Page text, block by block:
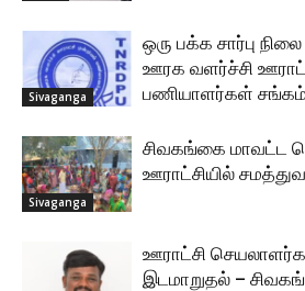
Sivaganga
ஒரு பக்க சார்பு
ஊரக வளர்ச்சி
பணியாளர்கள் சங்கம்
Sivaganga
சிவகங்கை மாவட்ட
ஊராட்சியில்
ஊராட்சி
இடமாறுதல் –